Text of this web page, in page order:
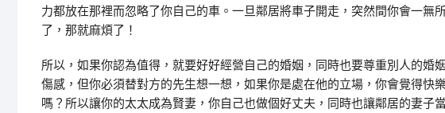
力都放在那裡而忽略了你自己的車。一旦鄰居將車子開走，突然間你會一無
了，那就麻煩了！
所以，如果你認為值得，就要好好經營自己的婚姻，同時也要尊重別人的婚
傷感，但你必須替對方的先生想一想，如果你是處在他的立場，你會覺得快
嗎？所以讓你的太太成為賢妻，你自己也做個好丈夫，同時也讓鄰居的妻子